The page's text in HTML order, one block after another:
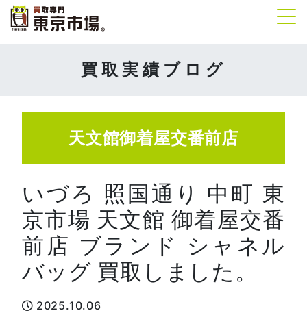
買取実績ブログ
天文館御着屋交番前店
いづろ 照国通り 中町 東
京市場 天文館 御着屋交番
前店 ブランド シャネル
バッグ 買取しました。
2025.10.06